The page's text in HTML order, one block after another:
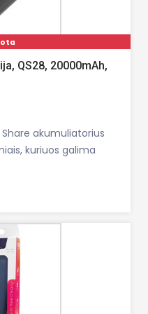
QS28, 20000mAh,
Share akumuliatorius
kuriuos galima
užtikrina 4–6 pilnus
išmaniajame
prievadus, leidžia